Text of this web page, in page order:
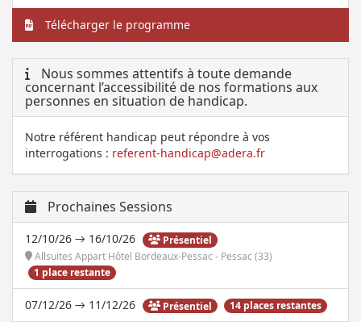
Télécharger le programme
Nous sommes attentifs à toute demande
concernant l’accessibilité de nos formations aux
personnes en situation de handicap.
Notre référent handicap peut répondre à vos
interrogations : referent-handicap@adera.fr
Prochaines Sessions
12/10/26 → 16/10/26
Présentiel
Allsuites Appart Hôtel Bordeaux-Pessac - Pessac (33)
1 place restante
07/12/26 → 11/12/26 Présentiel 14 places restantes